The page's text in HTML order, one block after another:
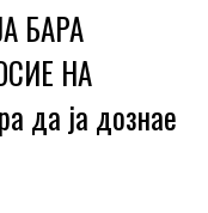
БАРА
НА
да ја дознае